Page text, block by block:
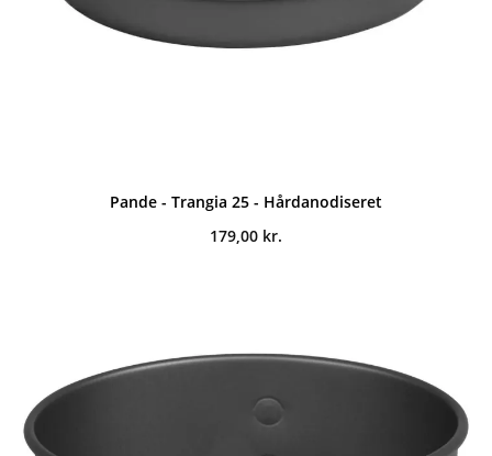
Pande - Trangia 25 - Hårdanodiseret
179,00 kr.